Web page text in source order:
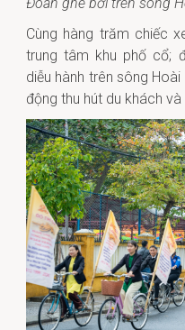
Cùng hàng trăm chiếc
trung tâm khu phố cổ;
diễu hành trên sông
động thu hút du khách